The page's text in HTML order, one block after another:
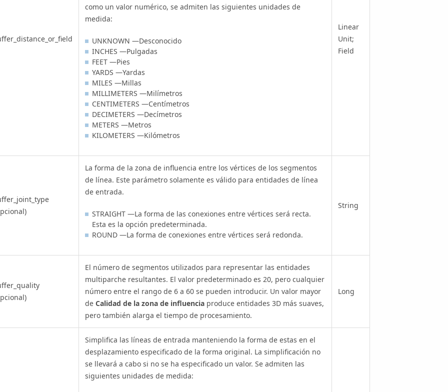
como un valor numérico, se admiten las siguientes unidades de
medida:
UNKNOWN —Desconocido
INCHES —Pulgadas
FEET —Pies
YARDS —Yardas
MILES —Millas
MILLIMETERS —Milímetros
CENTIMETERS —Centímetros
DECIMETERS —Decímetros
METERS —Metros
KILOMETERS —Kilómetros
Linear
Unit;
Field
La forma de la zona de influencia entre los vértices de los segmentos
de línea. Este parámetro solamente es válido para entidades de línea
de entrada.
STRAIGHT —La forma de las conexiones entre vértices será recta.
Esta es la opción predeterminada.
ROUND —La forma de conexiones entre vértices será redonda.
String
El número de segmentos utilizados para representar las entidades
multiparche resultantes. El valor predeterminado es 20, pero cualquier
número entre el rango de 6 a 60 se pueden introducir. Un valor mayor
de Calidad de la zona de influencia produce entidades 3D más suaves,
pero también alarga el tiempo de procesamiento.
Long
Simplifica las líneas de entrada manteniendo la forma de estas en el
desplazamiento especificado de la forma original. La simplificación no
se llevará a cabo si no se ha especificado un valor. Se admiten las
siguientes unidades de medida: